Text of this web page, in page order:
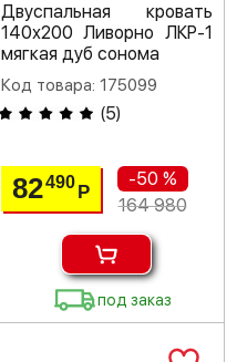
Двуспальная кровать
140х200 Ливорно ЛКР-1
мягкая дуб сонома
Код товара: 175099
(5)
82490 Р
-50 %
164 980
под заказ